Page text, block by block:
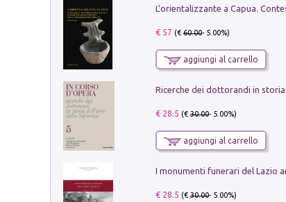
€ 57 (€60.00- 5.00%)
aggiungi al carrello
€ 28.5 (€30.00- 5.00%)
aggiungi al carrello
€ 28.5 (€30.00- 5.00%)